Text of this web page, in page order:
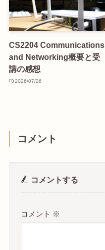
CS2204 Communications
and Networking概要と受
講の感想
2026/07/26
コメント
コメントする
コメント ※